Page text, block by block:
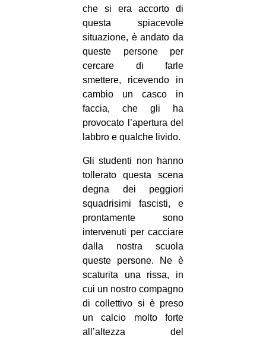
EUROPA
MEDIO ORIENTE
MONDO
EVENTI
Fb
tw
bsky
SEARCH
che si era accorto di
questa spiacevole
situazione, è andato da
queste persone per
cercare di farle
smettere, ricevendo in
cambio un casco in
faccia, che gli ha
provocato l’apertura del
labbro e qualche livido.
Gli studenti non hanno
tollerato questa scena
degna dei peggiori
squadrisimi fascisti, e
prontamente sono
intervenuti per cacciare
dalla nostra scuola
queste persone. Ne è
scaturita una rissa, in
cui un nostro compagno
di collettivo si è preso
un calcio molto forte
all’altezza del